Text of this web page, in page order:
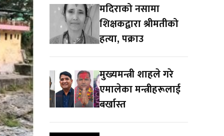
मदिराको नसामा
शिक्षकद्वारा श्रीमतीको
हत्या, पक्राउ
मुख्यमन्त्री शाहले गरे
एमालेका मन्त्रीहरूलाई
बर्खास्त